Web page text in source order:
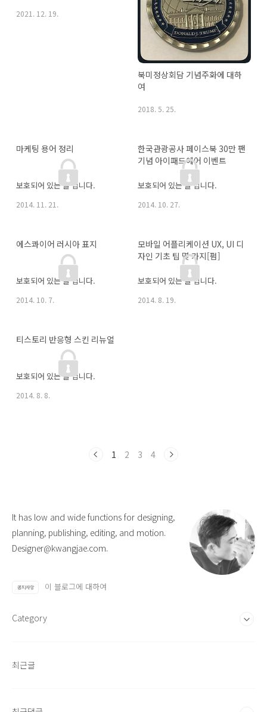
2021. 12. 19.
북미정상회담 기념주화에 대하
여
2018. 5. 25.
마케팅 용어 정리
보호되어 있는 글 입니다.
2014. 11. 21.
한국관광공사 페이스북 30만 팬
기념 아이패드에어 이벤트
보호되어 있는 글 입니다.
2014. 10. 27.
에스콰이어 러시아 표지
보호되어 있는 글 입니다.
2014. 10. 7.
모바일 어플리케이션 UX, UI 디
자인 기초 팁 몇 가지[펌]
보호되어 있는 글 입니다.
2014. 8. 19.
티스토리 반응형 스킨 리뉴얼
보호되어 있는 글 입니다.
2014. 8. 8.
1 2 3 4
It has low and wide functions for designing,
planning, publishing, editing, and motion.
Designer@kwangjae.com.
공지사항 이 블로그에 대하여
Category
최근글